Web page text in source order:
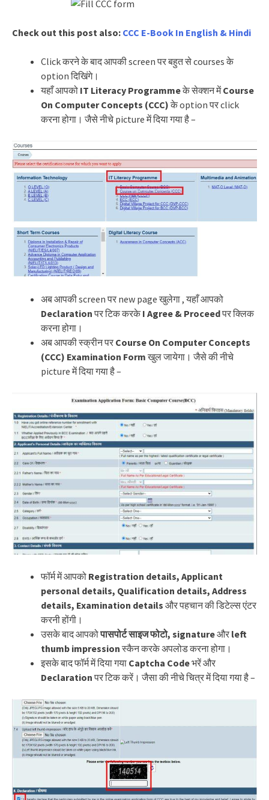
Check out this post also: CCC E-Book In English & Hindi
Click करने के बाद आपकी screen पर बहुत से courses के
option दिखिंगे।
यहाँ आपको IT Literacy Programmeके सेक्शन मेंCourse
On Computer Concepts (CCC)के option पर click
करना होगा। जैसे नीचे picture में दिया गया है –
अब आपकी screen पर new page खुलेगा , यहाँ आपको
Declarationपर टिक करके I Agree & Proceedपर क्लिक
करना होगा।
अब आपकी स्क्रीन पर Course On Computer Concepts
(CCC) Examination Formखुल जायेगा। जैसे की नीचे
picture में दिया गया है –
फॉर्म में आपको Registration details, Applicant
personal details, Qualification details, Address
details, Examination details और पहचान की डिटेल्स एंटर
करनी होंगी।
उसके बाद आपकोपासपोर्ट साइज फोटो, signatureऔर left
thumb impressionस्कैन करके अपलोड करना होगा।
इसके बाद फॉर्म में दिया गया Captcha Codeभरें और
Declarationपर टिक करें। जैसा की नीचे चित्र में दिया गया है –